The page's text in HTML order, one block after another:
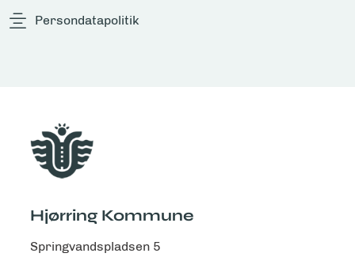
Persondatapolitik
Hjørring Kommune
Springvandspladsen 5